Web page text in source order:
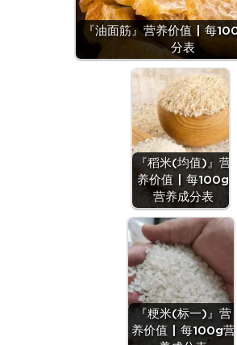
『油面筋』营养价值 | 每
分表
『稻米(均值)』营
养价值 | 每100g
营养成分表
『粳米(标一)』营
养价值 | 每100g营